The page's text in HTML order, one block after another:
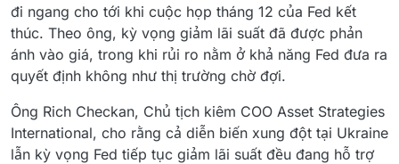
đi ngang cho tới khi cuộc họp tháng 12 của Fed kết
thúc. Theo ông, kỳ vọng giảm lãi suất đã được phản
ánh vào giá, trong khi rủi ro nằm ở khả năng Fed đưa ra
quyết định không như thị trường chờ đợi.
Ông Rich Checkan, Chủ tịch kiêm COO Asset Strategies
International, cho rằng cả diễn biến xung đột tại Ukraine
lẫn kỳ vọng Fed tiếp tục giảm lãi suất đều đang hỗ trợ